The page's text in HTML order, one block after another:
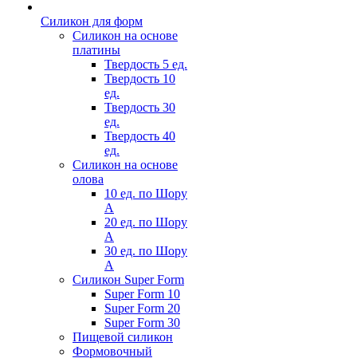
Силикон для форм
Силикон на основе
платины
Твердость 5 ед.
Твердость 10
ед.
Твердость 30
ед.
Твердость 40
ед.
Силикон на основе
олова
10 ед. по Шору
А
20 ед. по Шору
А
30 ед. по Шору
А
Силикон Super Form
Super Form 10
Super Form 20
Super Form 30
Пищевой силикон
Формовочный